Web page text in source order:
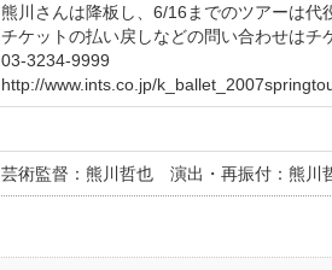
熊川さんは降板し、6/16までのツアーは代
チケットの払い戻しなどの問い合わせはチ
03-3234-9999
http://www.ints.co.jp/
芸術監督：熊川哲也 演出・再振付：熊川